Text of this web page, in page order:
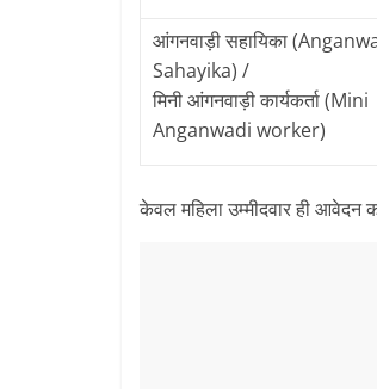
आंगनवाड़ी सहायिका
Sahayika) /
मिनी आंगनवाड़ी कार्यकर्ता (Mini
Anganwadi worker)
केवल महिला उम्मीदवार ही